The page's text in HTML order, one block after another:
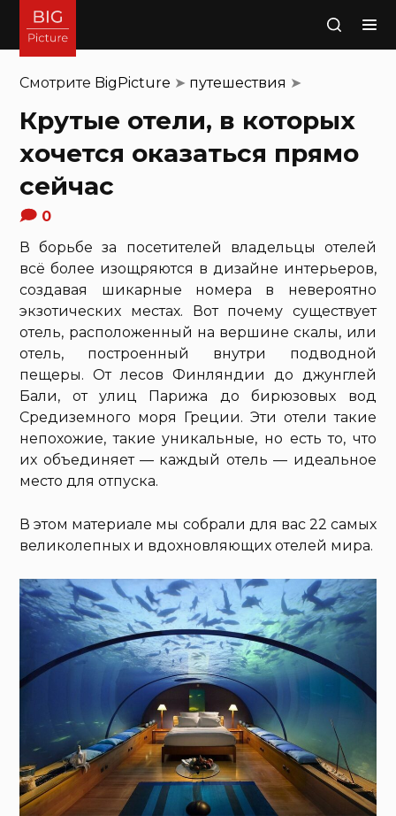
Поиск
Смотрите BigPicture ➤ путешествия ➤
Крутые отели, в которых
хочется оказаться прямо
сейчас
0
В борьбе за посетителей владельцы отелей
всё более изощряются в дизайне интерьеров,
создавая шикарные номера в невероятно
экзотических местах. Вот почему существует
отель, расположенный на вершине скалы, или
отель, построенный внутри подводной
пещеры. От лесов Финляндии до джунглей
Бали, от улиц Парижа до бирюзовых вод
Средиземного моря Греции. Эти отели такие
непохожие, такие уникальные, но есть то, что
их объединяет — каждый отель — идеальное
место для отпуска.
В этом материале мы собрали для вас 22 самых
великолепных и вдохновляющих отелей мира.